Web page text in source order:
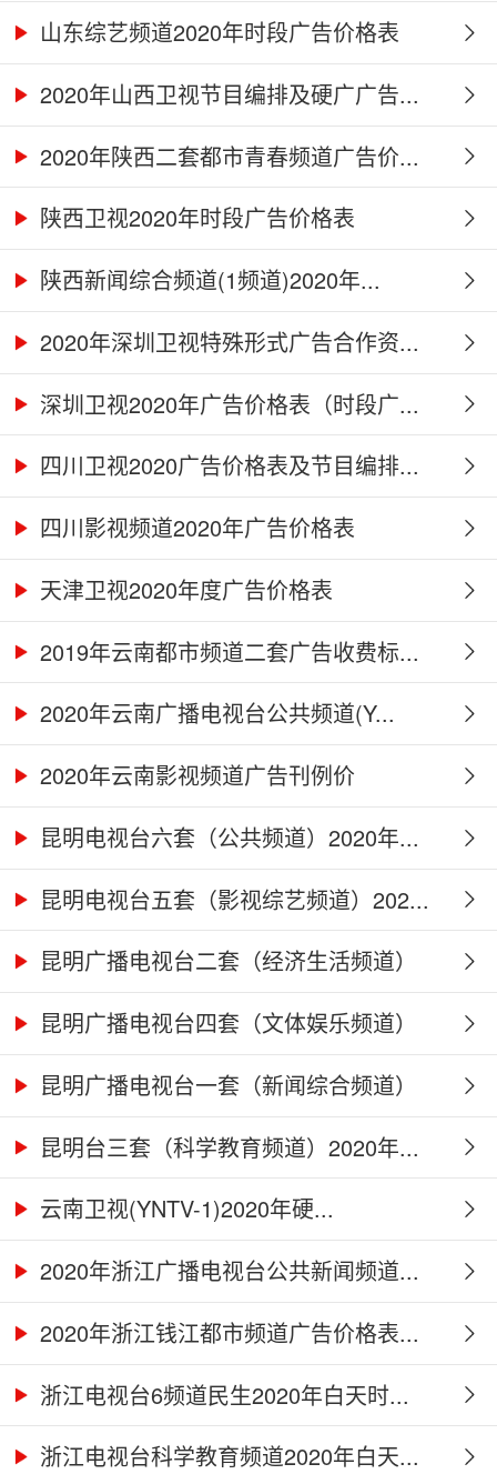
山东综艺频道2020年时段广告价格表
2020年山西卫视节目编排及硬广广告...
2020年陕西二套都市青春频道广告价...
陕西卫视2020年时段广告价格表
陕西新闻综合频道(1频道)2020年...
2020年深圳卫视特殊形式广告合作资...
深圳卫视2020年广告价格表（时段广...
四川卫视2020广告价格表及节目编排...
四川影视频道2020年广告价格表
天津卫视2020年度广告价格表
2019年云南都市频道二套广告收费标...
2020年云南广播电视台公共频道(Y...
2020年云南影视频道广告刊例价
昆明电视台六套（公共频道）2020年...
昆明电视台五套（影视综艺频道）202...
昆明广播电视台二套（经济生活频道）
2... 昆明广播电视台四套（文体娱乐频道）
2... 昆明广播电视台一套（新闻综合频道）
2... 昆明台三套（科学教育频道）2020年...
云南卫视(YNTV-1)2020年硬...
2020年浙江广播电视台公共新闻频道...
2020年浙江钱江都市频道广告价格表...
浙江电视台6频道民生2020年白天时...
浙江电视台科学教育频道2020年白天...